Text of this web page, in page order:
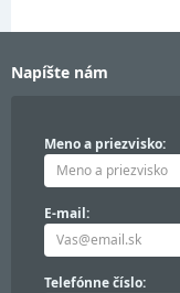
Napíšte nám
Meno a priezvisko:
E-mail:
Telefónne číslo: